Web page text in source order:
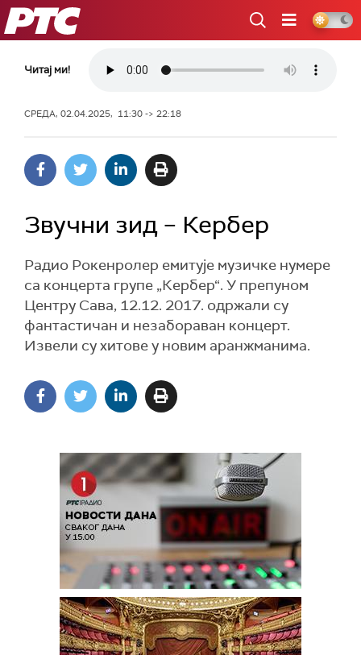
РТС
Читај ми!
СРЕДА, 02.04.2025, 11:30 -> 22:18
Звучни зид – Кербер
Радио Рокенролер емитује музичке нумере
са концерта групе „Кербер“. У препуном
Центру Сава, 12.12. 2017. одржали су
фантастичан и незабораван концерт.
Извели су хитове у новим аранжманима.